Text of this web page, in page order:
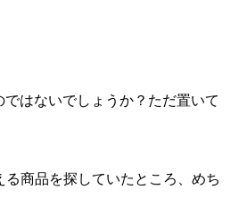
はないでしょうか？ただ置いて
商品を探していたところ、めち